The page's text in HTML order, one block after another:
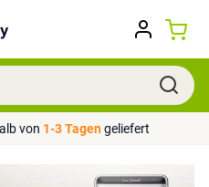
von 1-3 Tagengeliefert